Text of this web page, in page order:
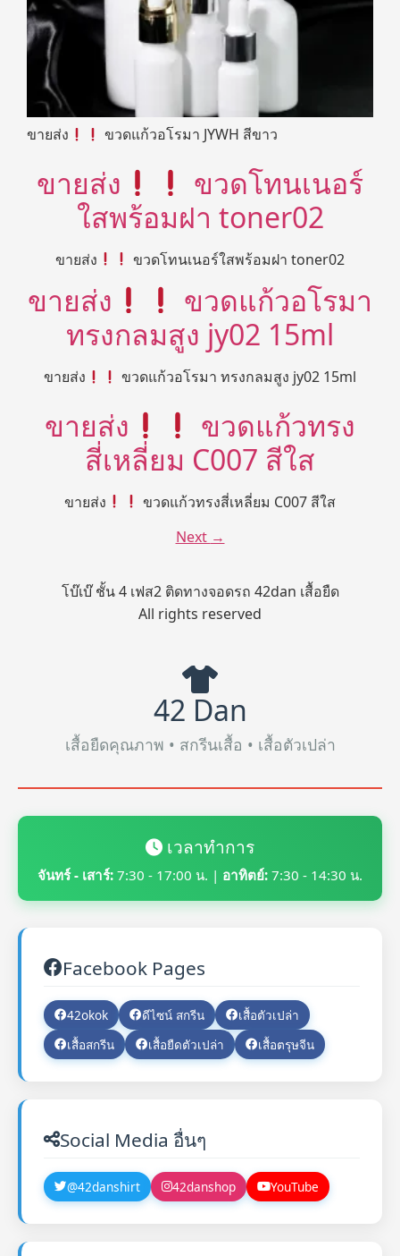
ขายส่ง ขวดแก้วอโรมา JYWH สีขาว
ขายส่ง
ขวดโทนเนอร์
ใสพร้อมฝา toner02
ขายส่ง ขวดโทนเนอร์ใสพร้อมฝา toner02
ขายส่ง
ขวดแก้วอโรมา
ทรงกลมสูง jy02 15ml
ขายส่ง ขวดแก้วอโรมา ทรงกลมสูง jy02 15ml
ขายส่ง
ขวดแก้วทรง
สี่เหลี่ยม C007 สีใส
ขายส่ง
ขวดแก้วทรงสี่เหลี่ยม C007 สีใส
Next →
โบ๊เบ๊ ชั้น 4 เฟส2 ติดทางจอดรถ 42dan เสื้อยืด
All rights reserved
42 Dan
เสื้อยืดคุณภาพ • สกรีนเสื้อ • เสื้อตัวเปล่า
เวลาทำการ
จันทร์ - เสาร์: 7:30 - 17:00 น. | อาทิตย์: 7:30 - 14:30 น.
Facebook Pages
42okok ดีไซน์ สกรีน
เสื้อตัวเปล่า
เสื้อสกรีน
เสื้อยืดตัวเปล่า เสื้อตรุษจีน
Social Media อื่นๆ
@42danshirt 42danshop YouTube